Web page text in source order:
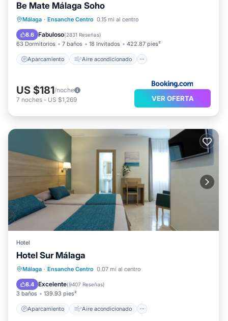
Be Mate Málaga Soho
Málaga · Ensanche Centro 0.15 mi al centro
8.6 Fabuloso(2831 Reseñas)
63 Dormitorios 7 baños 18 Invitados 422.87 pies²
Aparcamiento Aire acondicionado
Aparcamiento
Aire acondicionado
Internet
Apto para niños
US $181/noche
7 noches - US $1,269 VER OFERTA
Hotel
Hotel Sur Málaga
Málaga · Ensanche Centro 0.07 mi al centro
8.4 Excelente(9407 Reseñas)
3 baños 139.93 pies²
Aparcamiento Aire acondicionado
Aparcamiento
Aire acondicionado
Internet
Apto para niños